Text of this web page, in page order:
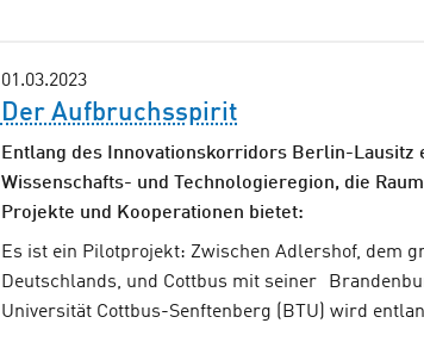
01.03.2023
Der Aufbruchsspirit
Entlang des Innovationskorridors Berlin-Lausitz
Wissenschafts- und Technologieregion, die
Projekte und Kooperationen bietet:
Es ist ein Pilotprojekt: Zwischen Adlershof, dem
Deutschlands, und Cottbus mit seiner
Universität Cottbus-Senftenberg (BTU) wird